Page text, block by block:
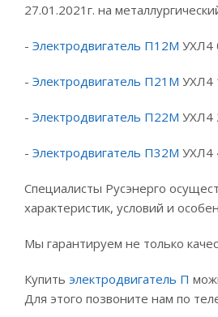
27.01.2021г. на
- Электродвигатель П12М УХЛ4
- Электродвигатель П21М УХЛ4
- Электродвигатель П22М УХЛ4
- Электродвигатель П32М УХЛ4
Специалисты Русэнерго
характеристик, условий и
Мы гарантируем не только
Купить электродвигатель П
Для этого позвоните нам по